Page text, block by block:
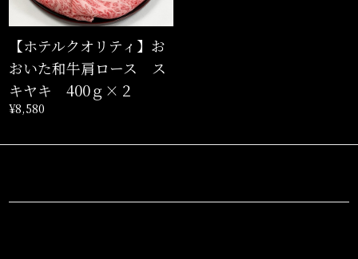
【ホテルクオリティ】お
おいた和牛肩ロース ス
キヤキ 400ｇ×２
¥8,580